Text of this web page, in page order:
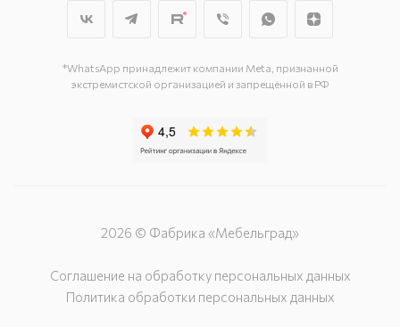
г. Подольск, ул. Станционная, д. 11
*WhatsApp принадлежит компании Meta, признанной
экстремистской организацией и запрещённой в РФ
2026 © Фабрика «Мебельград»
Соглашение на обработку персональных данных
Политика обработки персональных данных